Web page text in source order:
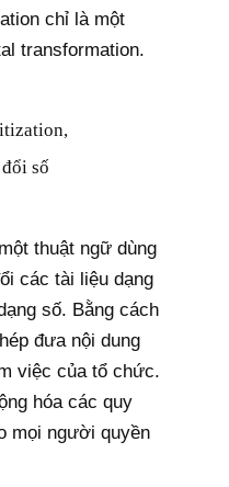
chỉ là một
transformation.
thuật ngữ dùng
các tài liệu dạng
số. Bằng cách
đưa nội dung
việc của tổ chức.
hóa các quy
mọi người quyền